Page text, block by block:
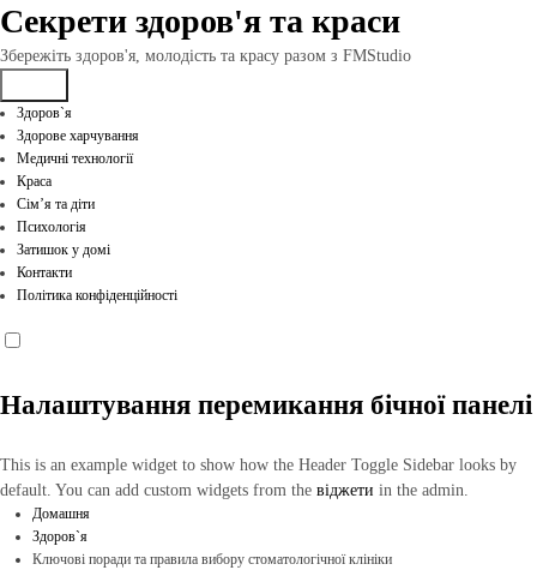
Перейти
до
вмісту
Секрети здоров'я та краси
Збережіть здоров'я, молодість та красу разом з FMStudio
Здоров`я
Здорове харчування
Медичні технології
Краса
Сім’я та діти
Психологія
Затишок у домі
Контакти
Політика конфіденційності
Налаштування перемикання бічної панелі
This is an example widget to show how the Header Toggle Sidebar looks by
default. You can add custom widgets from the віджети in the admin.
Домашня
Здоров`я
Ключові поради та правила вибору стоматологічної клініки